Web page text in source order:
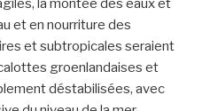
et en nourriture des
et subtropicales seraient
groenlandaises et
déstabilisées, avec